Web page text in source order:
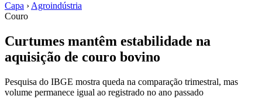
Capa › Agroindústria
Couro
Curtumes mantêm estabilidade na
aquisição de couro bovino
Pesquisa do IBGE mostra queda na comparação trimestral, mas
volume permanece igual ao registrado no ano passado